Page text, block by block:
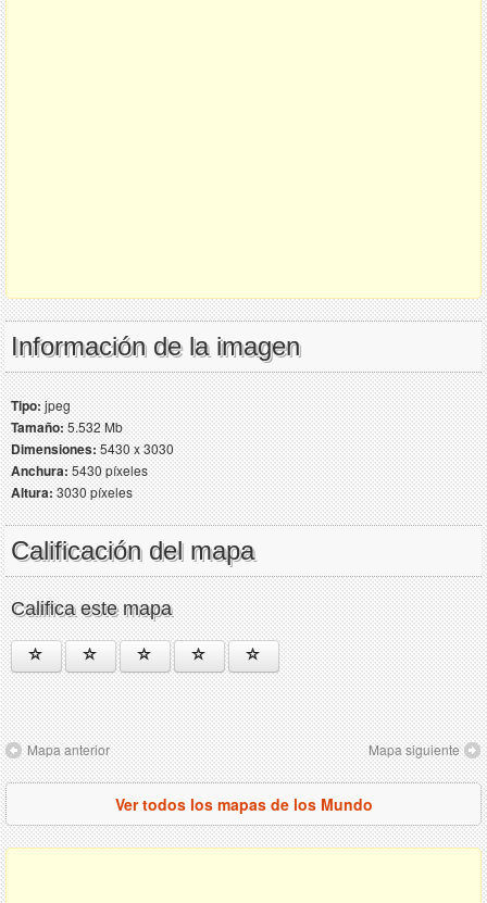
Información de la imagen
Tipo:jpeg
Tamaño:5.532 Mb
Dimensiones:5430 x 3030
Anchura:5430 píxeles
Altura:3030 píxeles
Calificación del mapa
Califica este mapa
Mapa anterior Mapa siguiente
Ver todos los mapas de los Mundo